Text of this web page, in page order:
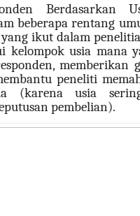
Berdasarkan
beberapa rentang
ikut dalam
kelompok usia mana
peneliti
(karena usia
pembelian).